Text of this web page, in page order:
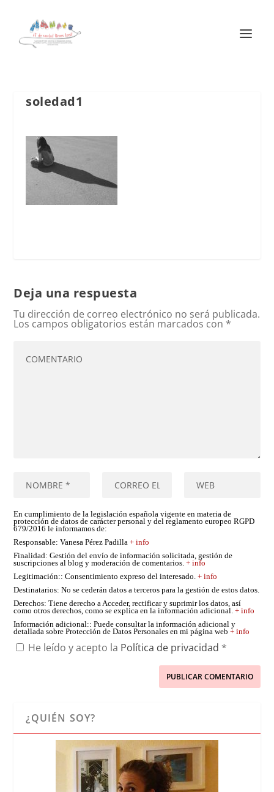
soledad1
Deja una respuesta
Tu dirección de correo electrónico no será publicada.
Los campos obligatorios están marcados con *
En cumplimiento de la legislación española vigente en materia de
protección de datos de carácter personal y del reglamento europeo RGPD
679/2016 le informamos de:
Responsable: Vanesa Pérez Padilla+ info
Finalidad: Gestión del envío de información solicitada, gestión de
suscripciones al blog y moderación de comentarios.+ info
Legitimación:: Consentimiento expreso del interesado.+ info
Destinatarios: No se cederán datos a terceros para la gestión de estos datos.
Derechos: Tiene derecho a Acceder, rectificar y suprimir los datos, así
como otros derechos, como se explica en la información adicional.+ info
Información adicional:: Puede consultar la información adicional y
detallada sobre Protección de Datos Personales en mi página web+ info
He leído y acepto la Política de privacidad *
¿QUIÉN SOY?